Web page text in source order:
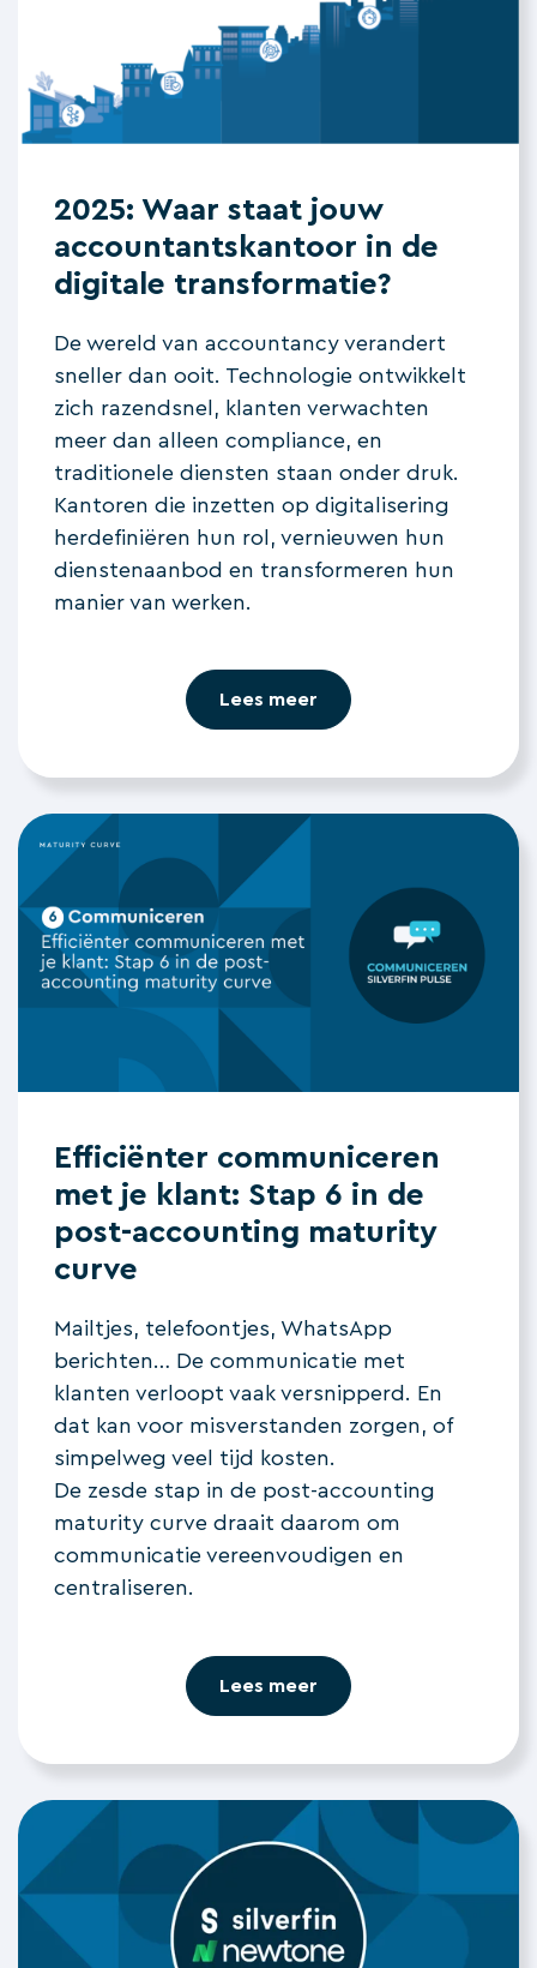
2025: Waar staat jouw
accountantskantoor in de
digitale transformatie?
De wereld van accountancy verandert
sneller dan ooit. Technologie ontwikkelt
zich razendsnel, klanten verwachten
meer dan alleen compliance, en
traditionele diensten staan onder druk.
Kantoren die inzetten op digitalisering
herdefiniëren hun rol, vernieuwen hun
dienstenaanbod en transformeren hun
manier van werken.
Lees meer
Efficiënter communiceren
met je klant: Stap 6 in de
post-accounting maturity
curve
Mailtjes, telefoontjes, WhatsApp
berichten… De communicatie met
klanten verloopt vaak versnipperd. En
dat kan voor misverstanden zorgen, of
simpelweg veel tijd kosten.
De zesde stap in de post-accounting
maturity curve draait daarom om
communicatie vereenvoudigen en
centraliseren.
Lees meer